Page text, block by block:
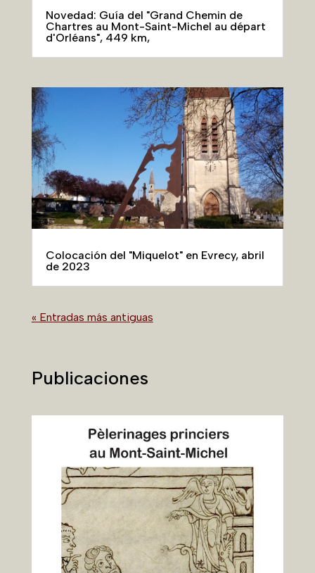
Novedad: Guía del "Grand Chemin de
Chartres au Mont-Saint-Michel au départ
d'Orléans", 449 km,
Colocación del "Miquelot" en Evrecy, abril
de 2023
« Entradas más antiguas
Publicaciones